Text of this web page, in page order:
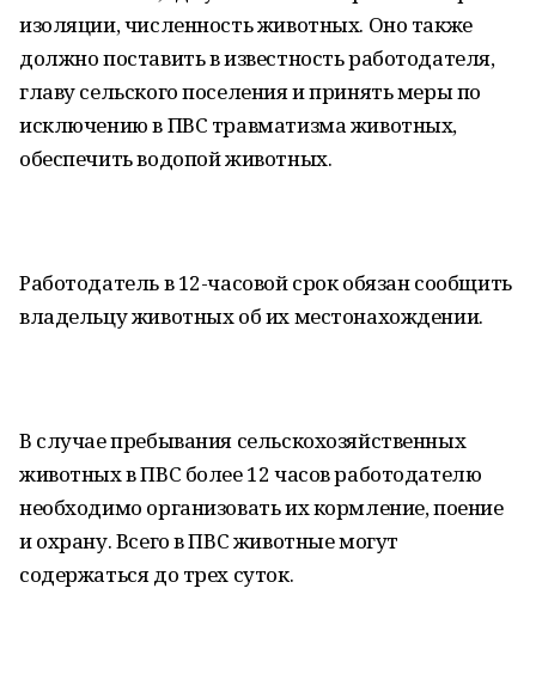
изоляции, численность животных. Оно также
должно поставить в известность работодателя,
главу сельского поселения и принять меры по
исключению в ПВС травматизма животных,
обеспечить водопой животных.
Работодатель в 12-часовой срок обязан сообщить
владельцу животных об их местонахождении.
В случае пребывания сельскохозяйственных
животных в ПВС более 12 часов работодателю
необходимо организовать их кормление, поение
и охрану. Всего в ПВС животные могут
содержаться до трех суток.